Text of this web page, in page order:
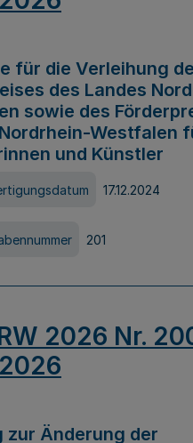
für die Verleihung
des Landes
sowie des
Westfalen
und Künstler
17.12.2024
201
2026 Nr.
zur Änderung der